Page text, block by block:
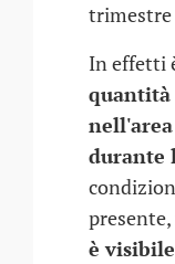
trimestre
In effetti
durante
presente,
è